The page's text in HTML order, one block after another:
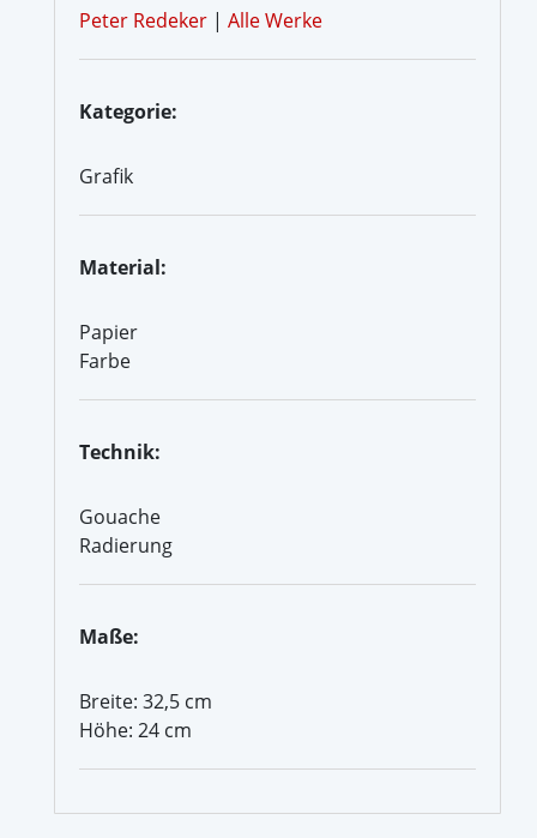
Peter Redeker | Alle Werke
Kategorie:
Grafik
Material:
Papier
Farbe
Technik:
Gouache
Radierung
Maße:
Breite: 32,5 cm
Höhe: 24 cm